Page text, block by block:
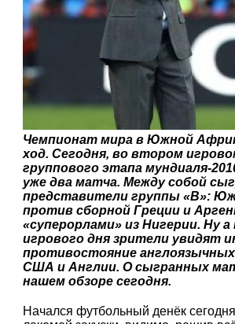
Чемпионат мира в Южной
ход. Сегодня, во втором
группового этапа мундиаля-
уже два матча. Между собой
представители группы «B»:
против сборной Греции и
«суперорлами» из Нигерии. Ну а
игрового дня зрители увидят
противостояние
США и Англии. О сыгранных
нашем обзоре сегодня.
Начался футбольный денёк